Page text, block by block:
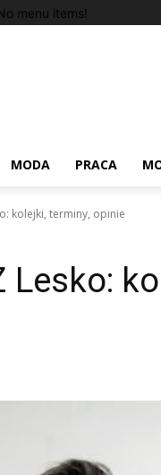
menu items!
MODA PRACA
kolejki, terminy, opinie
Lesko: